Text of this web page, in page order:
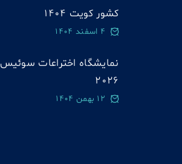
کشور کویت 1404
4 اسفند 1404
نمایشگاه اختراعات سوئيس
2026
12 بهمن 1404